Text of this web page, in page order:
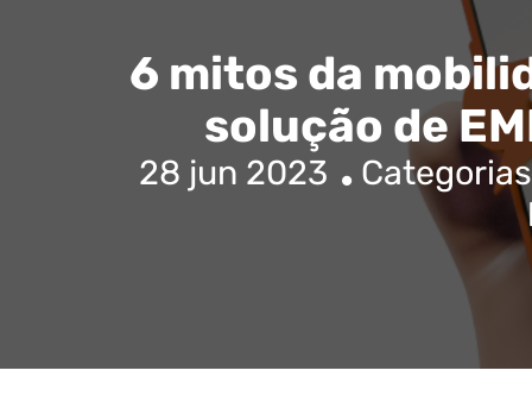
6 mitos da
solução de
28 jun 2023